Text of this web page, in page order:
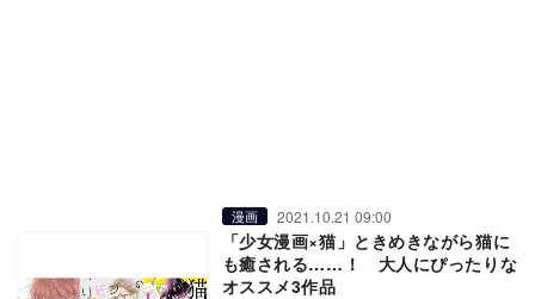
漫画 2021.10.21 09:00
「少女漫画×猫」ときめきながら猫に
も癒される……！ 大人にぴったりな
オススメ3作品